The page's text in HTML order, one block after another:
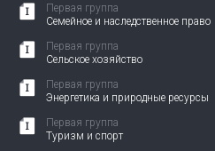
Первая группа
Семейное и наследственное право
Первая группа
Сельское хозяйство
Первая группа
Энергетика и природные ресурсы
Первая группа
Туризм и спорт